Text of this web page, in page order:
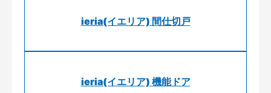
ieria(イエリア) 間仕切戸
ieria(イエリア) 機能ドア